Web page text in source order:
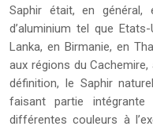
Saphir était, en général,
d’aluminium tel que
Lanka, en Birmanie, en
aux régions du
définition, le Saphir
faisant partie
différentes couleurs à